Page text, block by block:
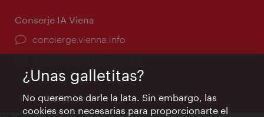
Conserje IA Viena
concierge.vienna.info
¿Unas galletitas?
No queremos darle la lata. Sin embargo, las
cookies son necesarias para proporcionarte el